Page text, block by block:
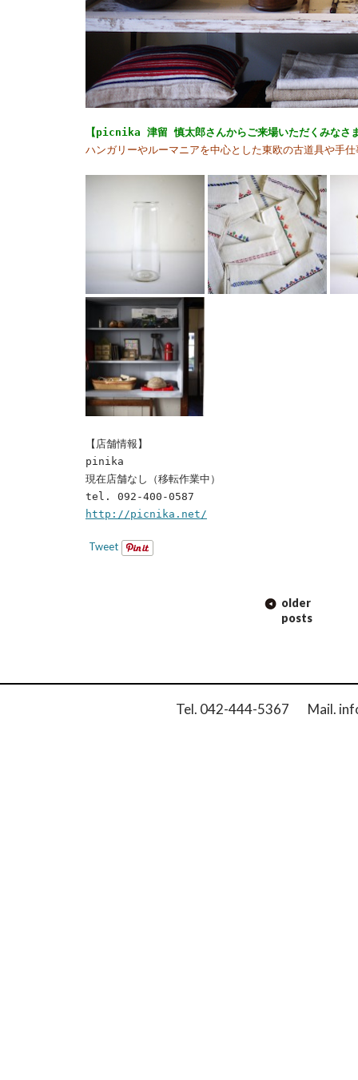
【picnika 津留 慎太郎さんからご来場いただくみなさ
ハンガリーやルーマニアを中心とした東欧の古道具や手
【店舗情報】
pinika
現在店舗なし（移転作業中）
tel. 092-400-0587
http://picnika.net/
Tweet
older
posts
Tel. 042-444-5367 Mail.